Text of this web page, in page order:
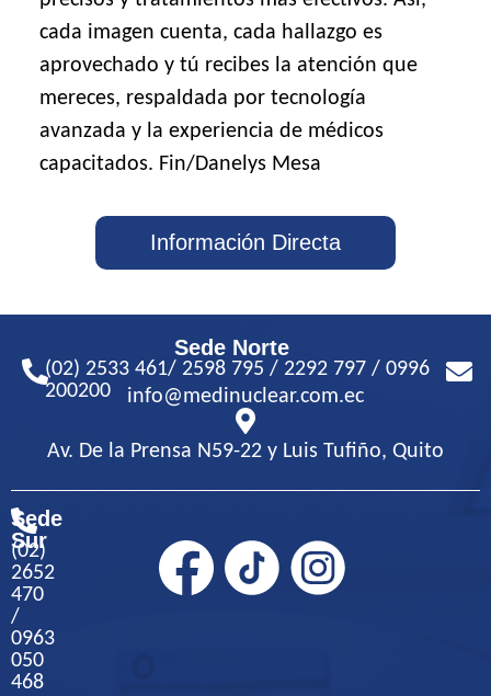
cada imagen cuenta, cada hallazgo es
aprovechado y tú recibes la atención que
mereces, respaldada por tecnología
avanzada y la experiencia de médicos
capacitados. Fin/Danelys Mesa
Información Directa
Sede Norte
(02) 2533 461/ 2598 795 / 2292 797 / 0996
200200
info@medinuclear.com.ec
Av. De la Prensa N59-22 y Luis Tufiño, Quito
Sede
Sur
(02)
2652
470
/
0963
050
468